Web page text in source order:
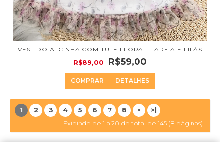
VESTIDO ALCINHA COM TULE FLORAL - AREIA E LILÁS
R$89,00 R$59,00
COMPRAR DETALHES
1 2 3 4 5 6 7 8 >
>|
Exibindo de 1 a 20 do total de 145 (8 páginas)